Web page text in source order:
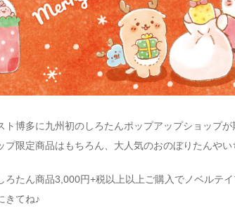
ト博多に九州初のしろたんポップアップショップが
プ限定商品はもちろん、大人気のおのぼりたんや
ろたん商品3,000円+税以上以上ご購入でノベルテ
きてね♪